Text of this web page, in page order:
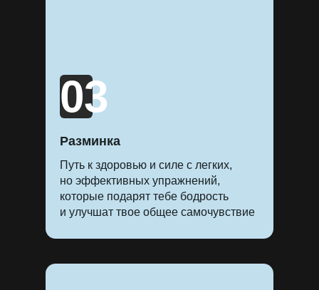
03
Разминка
Путь к здоровью и силе с легких,
но эффективных упражнений,
которые подарят тебе бодрость
и улучшат твое общее самочувствие